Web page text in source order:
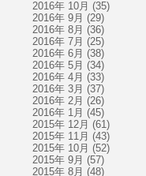
2016年 10月 (35)
2016年 9月 (29)
2016年 8月 (36)
2016年 7月 (25)
2016年 6月 (38)
2016年 5月 (34)
2016年 4月 (33)
2016年 3月 (37)
2016年 2月 (26)
2016年 1月 (45)
2015年 12月 (61)
2015年 11月 (43)
2015年 10月 (52)
2015年 9月 (57)
2015年 8月 (48)